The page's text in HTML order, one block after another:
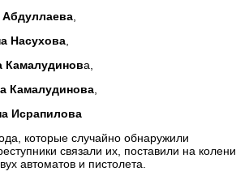
Абдуллаева
Насухова
Камалудинова,
Камалудинова
Исрапилова
которые случайно обнаружили
связали их, поставили на колени
автоматов и пистолета.